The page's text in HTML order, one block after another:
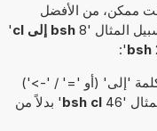
ممكن، من الأفضل
المثال '8
bsh إلى cl
'
bsh
':
'إلى' (أو '=' / '->')
'46
bsh cl' بدلاً من